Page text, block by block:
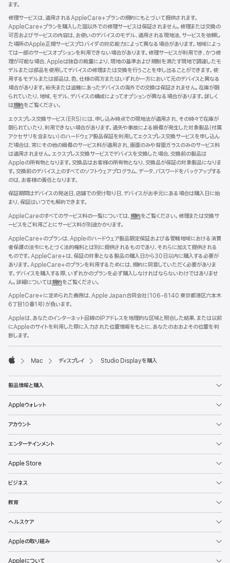
ます。
修理サービスは、適用されるAppleCare+プランの規約にもとづいて提供されます。
AppleCare+プランを購入した国以外での修理サービスは保証されません。修理または交換の
可否およびサービスの内容は、お使いのデバイスのモデル、適用される現地法、サービスを依頼し
た場所のApple正規サービスプロバイダの対応能力によって異なる場合があります。地域によっ
ては一部のサービスオプションを利用できない場合があります。修理サービスが利用でき、かつ修
理が可能な場合、Appleは独自の裁量により、現地の基準および規制を満たす現地で調達したモ
デルまたは部品を使用してデバイスの修理または交換を行うことを申し出ることができます。使
用するモデルまたは部品は、色、仕様の両方またはいずれか一方において元のデバイスと異なる
場合があります。紛失または盗難にあったデバイスの海外での交換は保証されません。在庫が限
られていたり、地域、モデル、デバイスの構成によってオプションが異なる場合があります。詳しく
は規約${translate.store.a11y.opens_new_window}
をご覧ください。
エクスプレス交換サービス（ERS）には、申し込み時点での現地法が適用され、その時々で在庫が
限られていたり、利用できない場合があります。過失や事故による損傷が発生した対象製品（付属
アクセサリを含まない）のハードウェア製品保証を利用してエクスプレス交換サービスを申し込ん
だ場合は、常にその他の損傷のサービス料が適用され、画面のみや背面ガラスのみのサービス料
は適用されません。エクスプレス交換サービスでデバイスを交換した場合、交換前の製品は
Appleの所有物となります。交換品はお客様の所有物となり、交換品が保証の対象製品になりま
す。交換前のデバイス上のすべてのソフトウェアプログラム、データ、パスワードをバックアップする
のは、お客様の責任となります。
保証期間はデバイスの発送日、店舗での受け取り日、デバイスがお手元にある場合は購入日に始
まり、保証はいつでも解約できます。
AppleCareのすべてのサービス料の一覧については、規約をご覧ください。修理または交換サ
ービスをご利用ごとにサービス料が別途かかります。
AppleCare+のプランは、Appleのハードウェア製品限定保証および各管轄地域における消費
者保護の法令にもとづく法的権利とは別に提供されるものであり、それらに加えて提供される
ものです。AppleCare+は、保証の対象となる製品の購入日から30日以内に購入する必要が
あります。AppleCare+のプランを利用するためには、規約に同意していただく必要がありま
す。デバイスを購入する際、いずれかのプランを必ず購入しなければならないわけではありませ
ん。詳細については規約${translate.store.a11y.opens_new_window}
をご覧ください。
AppleCare+に定められた義務は、Apple Japan合同会社（106-6140 東京都港区六本木
6丁目10番1号）が負いま す 。
Appleは、あなたのインターネット回線のIPアドレスを地理的な区域と照合した結果、または以前
にAppleのサイトを利用した際に入力された位置情報をもとに、あなたのおおよその位置を判
断します。
Mac ディスプレイ Studio Displayを購入
製品情報と購入
Appleウォレット
アカウント
エンターテインメント
Apple Store
ビジネス
教育
ヘルスケア
Appleの取り組み
Appleについて